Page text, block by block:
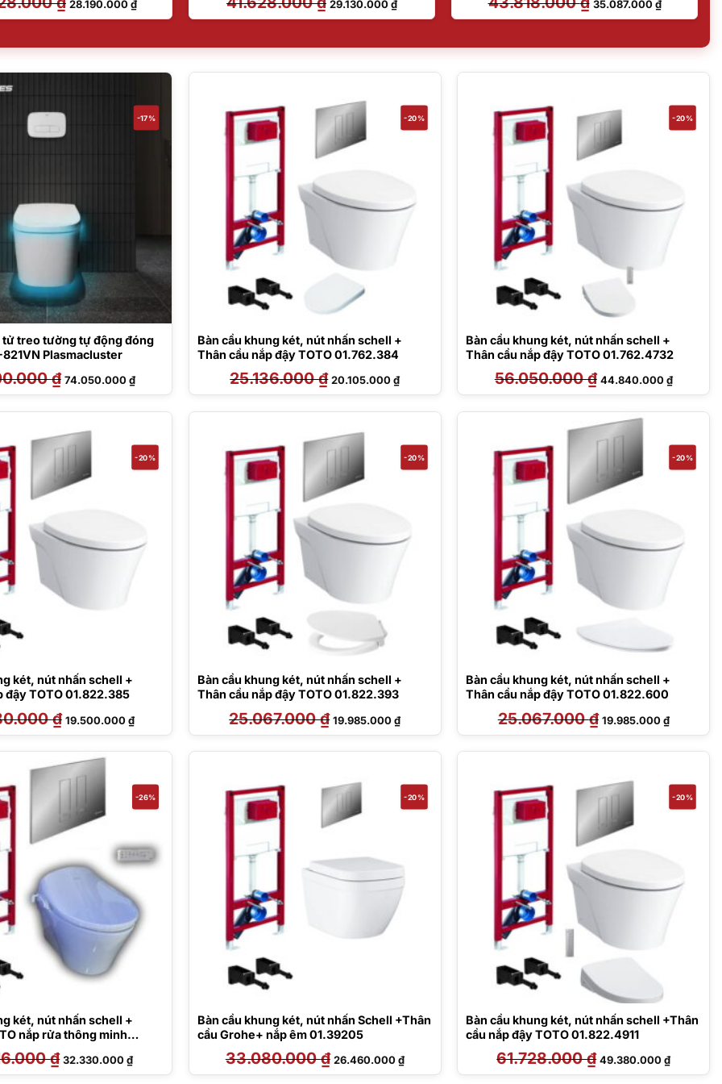
gốc
là:
28.190.000₫hiện
tại
gốc
là:
29.130.000₫hiện
tại
gốc
là:
35.087.000₫hiện
tại
35.087.000
-17%
tử treo tường tự động đóng
Plasmacluster
₫ Giá
gốc
là:
74.050.000₫Giá
hiện
tại
74.050.000 ₫.
-20%
Bàn cầu khung két, nút nhấn schell +
Thân cầu nắp đậy TOTO 01.762.384
25.136.000₫ Giá
gốc
là:
20.105.000₫Giá
hiện
tại
20.105.000 ₫.
-20%
Bàn cầu khung két, nút nhấn schell +
Thân cầu nắp đậy TOTO 01.762.4732
56.050.000₫ Giá
gốc
là:
44.840.000₫Giá
hiện
tại
-20%
két, nút nhấn schell +
đậy TOTO 01.822.385
₫ Giá
gốc
là:
19.500.000₫Giá
hiện
tại
19.500.000 ₫.
-20%
Bàn cầu khung két, nút nhấn schell +
Thân cầu nắp đậy TOTO 01.822.393
25.067.000₫ Giá
gốc
là:
19.985.000₫Giá
hiện
tại
19.985.000 ₫.
-20%
Bàn cầu khung két, nút nhấn schell +
Thân cầu nắp đậy TOTO 01.822.600
25.067.000₫ Giá
gốc
là:
19.985.000₫Giá
hiện
tại
-26%
két, nút nhấn schell +
nắp rửa thông minh
Daelim Dobidos 01.822.5600
₫ Giá
gốc
là:
32.330.000₫Giá
hiện
tại
-20%
Bàn cầu khung két, nút nhấn Schell +Thân
cầu Grohe+ nắp êm 01.39205
33.080.000₫ Giá
gốc
là:
26.460.000₫Giá
hiện
tại
-20%
Bàn cầu khung két, nút nhấn schell +Thân
cầu nắp đậy TOTO 01.822.4911
61.728.000₫ Giá
gốc
là:
49.380.000₫Giá
hiện
tại